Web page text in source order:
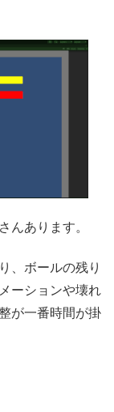
んあります。
、ボールの残り
ーションや壊れ
が一番時間が掛